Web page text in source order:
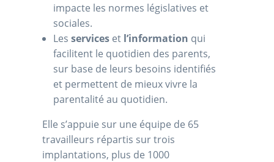
impacte les normes législatives et
sociales.
Les serviceset l’information qui
facilitent le quotidien des parents,
sur base de leurs besoins identifiés
et permettent de mieux vivre la
parentalité au quotidien.
Elle s’appuie sur une équipe de 65
travailleurs répartis sur trois
implantations, plus de 1000